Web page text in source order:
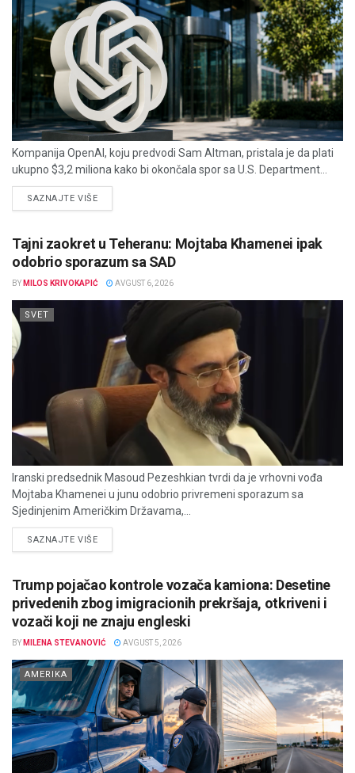
Kompanija OpenAI, koju predvodi Sam Altman, pristala je da plati
ukupno $3,2 miliona kako bi okončala spor sa U.S. Department...
SAZNAJTE VIŠEDETAILS
Tajni zaokret u Teheranu: Mojtaba Khamenei ipak
odobrio sporazum sa SAD
BY MILOS KRIVOKAPIĆ AVGUST 6, 2026
SVET
Iranski predsednik Masoud Pezeshkian tvrdi da je vrhovni vođa
Mojtaba Khamenei u junu odobrio privremeni sporazum sa
Sjedinjenim Američkim Državama,...
SAZNAJTE VIŠEDETAILS
Trump pojačao kontrole vozača kamiona: Desetine
privedenih zbog imigracionih prekršaja, otkriveni i
vozači koji ne znaju engleski
BY MILENA STEVANOVIĆ AVGUST 5, 2026
AMERIKA